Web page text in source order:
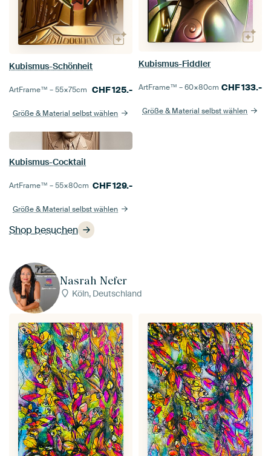
Shop besuchen
Kubismus-Schönheit
ArtFrame™ –55×75cm CHF125.-
Größe & Material selbst wählen
Kubismus-Fiddler
ArtFrame™ –60×80cm CHF133.-
Größe & Material selbst wählen
Kubismus-Cocktail
ArtFrame™ –55×80cm CHF129.-
Größe & Material selbst wählen
Nasrah Nefer
Köln, Deutschland